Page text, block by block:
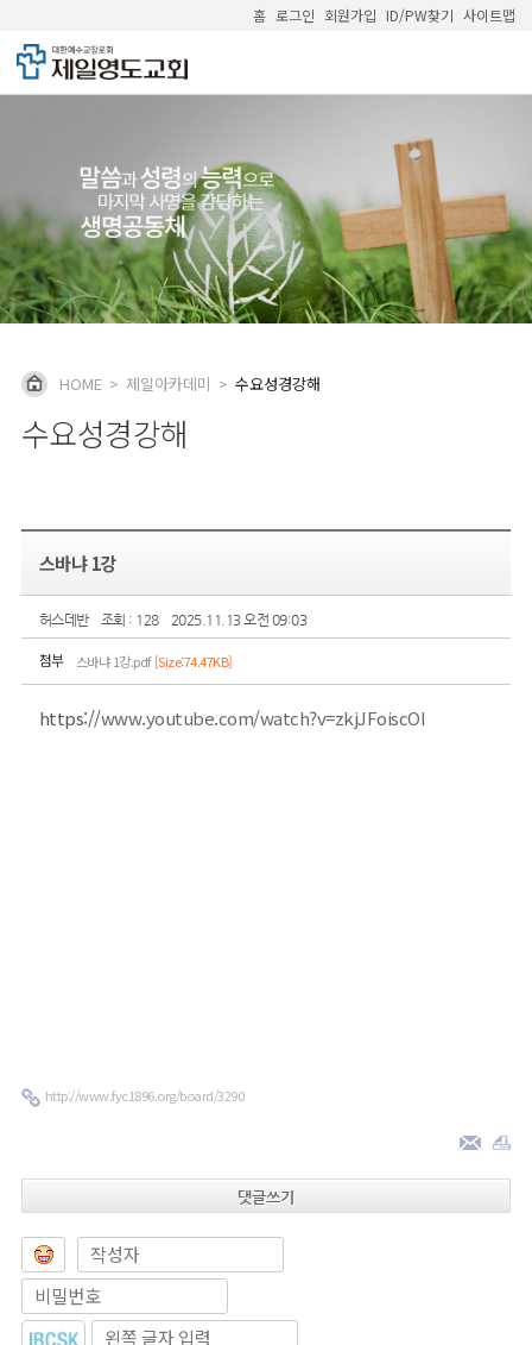
홈 로그인 회원가입 ID/PW찾기 사이트맵
HOME > 제일아카데미 > 수요성경강해
수요성경강해
스바냐 1강
허스데반 조회 : 128 2025.11.13 오전 09:03
첨부 스바냐 1강.pdf [Size:74.47KB]
https://www.youtube.com/watch?v=zkjJFoiscOI
http://www.fyc1896.org/board/3290
댓글쓰기